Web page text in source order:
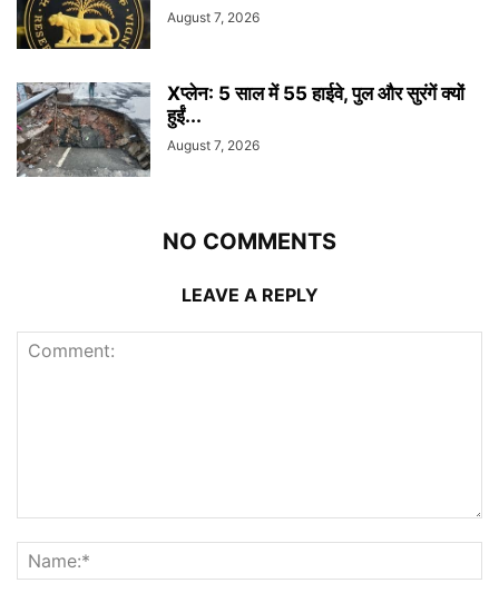
August 7, 2026
Xप्लेन: 5 साल में 55 हाईवे, पुल और सुरंगें क्यों
हुईं...
August 7, 2026
NO COMMENTS
LEAVE A REPLY